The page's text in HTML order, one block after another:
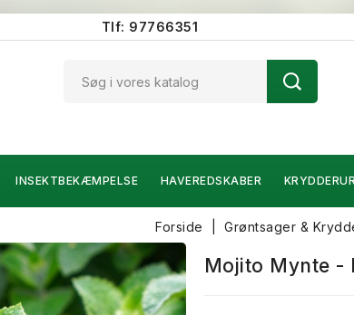
Tlf: 97766351
INSEKTBEKÆMPELSE HAVEREDSKABER
Forside Grøntsager &
Mojito Mynte -